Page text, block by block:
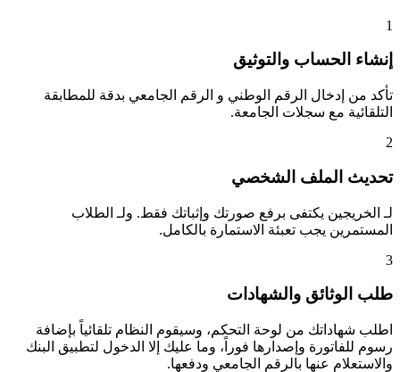
إنشاء الحساب والتوثيق
تأكد من إدخال الرقم الوطنيوالرقم الجامعيبدقة للمطابقة
التلقائية مع سجلات الجامعة.
تحديث الملف الشخصي
لـالخريجينيكتفى برفع صورتك وإثباتك فقط. ولـالطلاب
المستمرينيجب تعبئة الاستمارة بالكامل.
طلب الوثائق والشهادات
اطلب شهاداتك من لوحة التحكم، وسيقوم النظام تلقائياً بإضافة
رسوم للفاتورة وإصدارها فوراً، وما عليك إلا الدخول لتطبيق البنك
والاستعلام عنها بالرقم الجامعي ودفعها.